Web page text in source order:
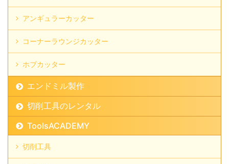
アンギュラーカッター
コーナーラウンジカッター
ホブカッター
エンドミル製作
切削工具のレンタル
ToolsACADEMY
切削工具